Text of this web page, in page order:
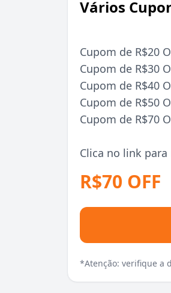
Vários
Cupom de R$20
Cupom de R$30
Cupom de R$40
Cupom de R$50
Cupom de R$70
Clica no link
R$70 OFF
*Atenção: verifique a